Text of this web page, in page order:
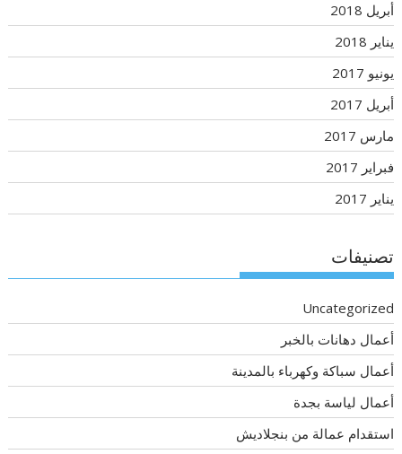
أبريل 2018
يناير 2018
يونيو 2017
أبريل 2017
مارس 2017
فبراير 2017
يناير 2017
تصنيفات
Uncategorized
أعمال دهانات بالخبر
أعمال سباكة وكهرباء بالمدينة
أعمال لياسة بجدة
استقدام عمالة من بنجلاديش